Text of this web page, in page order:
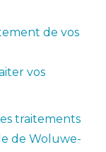
de vos
vos
traitements
de Woluwe-